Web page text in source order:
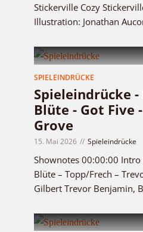
Stickerville Cozy
Illustration: Jonathan
SPIELEINDRÜCKE
Spieleindrücke
Blüte - Got Five
Grove
15. Mai 2026 Spieleindrücke
Shownotes 00:00:00
Blüte – Topp/Frech –
Gilbert Trevor Benjamin,